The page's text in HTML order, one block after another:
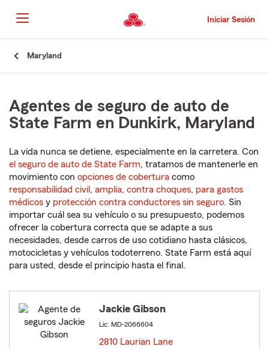
al
contenido
principal
Iniciar Sesión
Maryland
Agentes de seguro de auto de
State Farm en Dunkirk, Maryland
La vida nunca se detiene, especialmente en la carretera. Con
el seguro de auto de State Farm, tratamos de mantenerle en
movimiento con opciones de cobertura como
responsabilidad civil , amplia, contra choques, para gastos
médicos y protección contra conductores sin seguro. Sin
importar cuál sea su vehículo o su presupuesto, podemos
ofrecer la cobertura correcta que se adapte a sus
necesidades, desde carros de uso cotidiano hasta clásicos,
motocicletas y vehículos todoterreno. State Farm está aquí
para usted, desde el principio hasta el final.
Jackie Gibson
Lic: MD-2066604
2810 Laurian Lane